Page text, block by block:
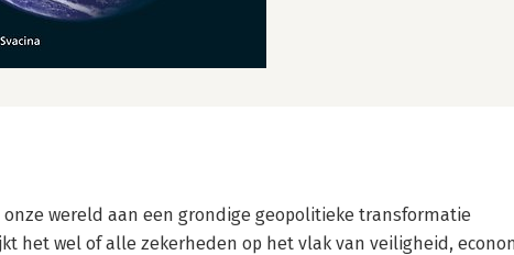
onze wereld aan een grondige geopolitieke transformatie
het wel of alle zekerheden op het vlak van veiligheid,